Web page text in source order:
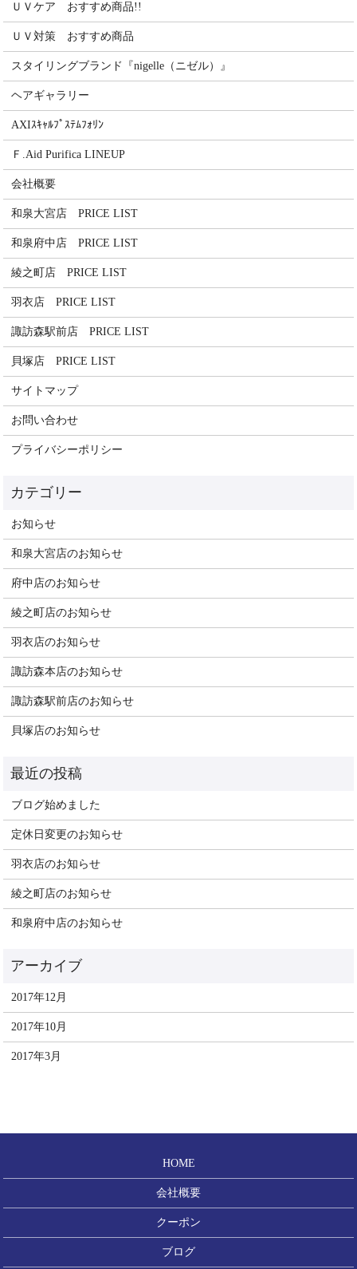
ＵＶケア おすすめ商品!!
ＵＶ対策 おすすめ商品
スタイリングブランド『nigelle（ニゼル）』
ヘアギャラリー
AXIｽｷｬﾙﾌﾟｽﾃﾑﾌｫﾘﾝ
Ｆ.Aid Purifica LINEUP
会社概要
和泉大宮店 PRICE LIST
和泉府中店 PRICE LIST
綾之町店 PRICE LIST
羽衣店 PRICE LIST
諏訪森駅前店 PRICE LIST
貝塚店 PRICE LIST
サイトマップ
お問い合わせ
プライバシーポリシー
お知らせ
和泉大宮店のお知らせ
府中店のお知らせ
綾之町店のお知らせ
羽衣店のお知らせ
諏訪森本店のお知らせ
諏訪森駅前店のお知らせ
貝塚店のお知らせ
ブログ始めました
定休日変更のお知らせ
羽衣店のお知らせ
綾之町店のお知らせ
和泉府中店のお知らせ
2017年12月
2017年10月
2017年3月
HOME
会社概要
クーポン
ブログ